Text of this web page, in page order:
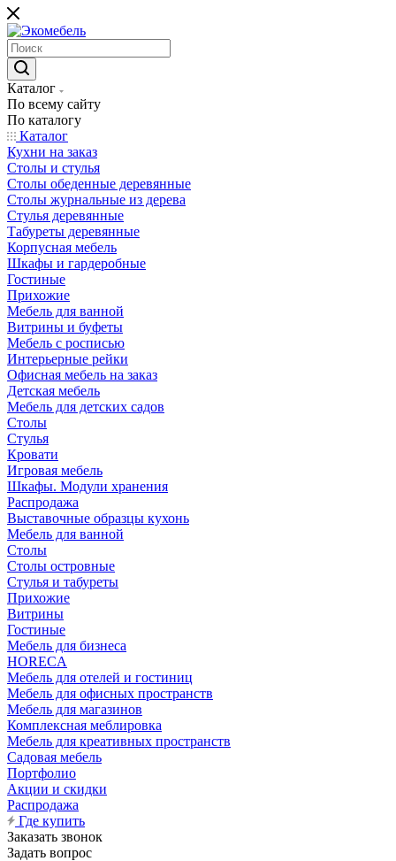
Каталог
По всему сайту
По каталогу
Каталог
Кухни на заказ
Столы и стулья
Столы обеденные деревянные
Столы журнальные из дерева
Стулья деревянные
Табуреты деревянные
Корпусная мебель
Шкафы и гардеробные
Гостиные
Прихожие
Мебель для ванной
Витрины и буфеты
Мебель с росписью
Интерьерные рейки
Офисная мебель на заказ
Детская мебель
Мебель для детских садов
Столы
Стулья
Кровати
Игровая мебель
Шкафы. Модули хранения
Распродажа
Выставочные образцы кухонь
Мебель для ванной
Столы
Столы островные
Стулья и табуреты
Прихожие
Витрины
Гостиные
Мебель для бизнеса
HORECA
Мебель для отелей и гостиниц
Мебель для офисных пространств
Мебель для магазинов
Комплексная меблировка
Мебель для креативных пространств
Садовая мебель
Портфолио
Акции и скидки
Распродажа
Где купить
Заказать звонок
Задать вопрос